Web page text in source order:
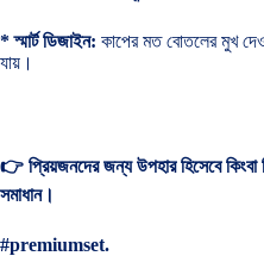
* স্মার্ট ডিজাইন: কাপের মত বোতলের মুখ
যায়।
👉 প্রিয়জনদের জন্য উপহার হিসেবে কিংবা
সমাধান।
#premiumset.